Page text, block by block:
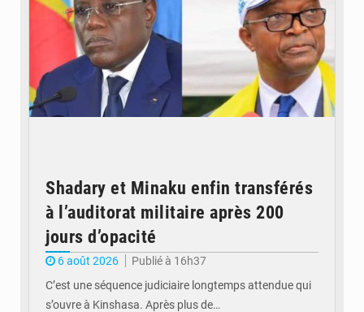
Shadary et Minaku enfin transférés
à l’auditorat militaire après 200
jours d’opacité
6 août 2026
Publié à 16h37
C’est une séquence judiciaire longtemps attendue qui
s’ouvre à Kinshasa. Après plus de…